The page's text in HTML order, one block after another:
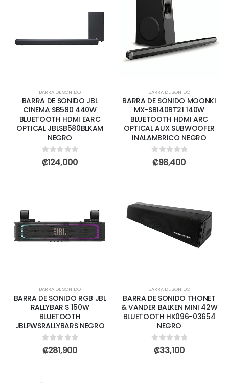
BARRA DE SONIDO
BARRA DE SONIDO JBL
CINEMA SB580 440W
BLUETOOTH HDMI EARC
OPTICAL JBLSB580BLKAM
NEGRO
0out of 5
₡124,000
BARRA DE SONIDO
BARRA DE SONIDO MOONKI
MX-SB140BT21 140W
BLUETOOTH HDMI ARC
OPTICAL AUX SUBWOOFER
INALAMBRICO NEGRO
0out of 5
₡98,400
BARRA DE SONIDO
BARRA DE SONIDO RGB JBL
RALLYBAR S 150W
BLUETOOTH
JBLPWSRALLYBARS NEGRO
0out of 5
₡281,900
BARRA DE SONIDO
BARRA DE SONIDO THONET
& VANDER BALKEN MINI 42W
BLUETOOTH HK096-03654
NEGRO
0out of 5
₡33,100